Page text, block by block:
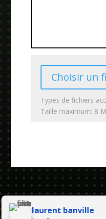
Choisir un
Types de fichiers
Taille maximum: 8
laurent banville